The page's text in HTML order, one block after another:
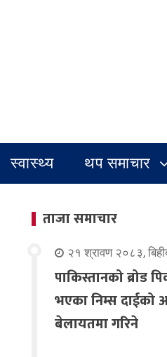
स्वास्थ्य थप समाचार
ताजा समाचार
२१ श्रावण २०८३,
पाकिस्तानको ब्रोड
भएका निम्स दाईको
बेलायतमा गरिने